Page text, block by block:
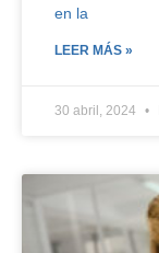
en la
LEER MÁS »
30 abril, 2024